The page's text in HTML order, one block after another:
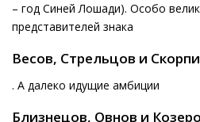
– год Синей Лошади). Особо
представителей знака
Весов, Стрельцов и
. А далеко идущие амбиции
Близнецов, Овнов и